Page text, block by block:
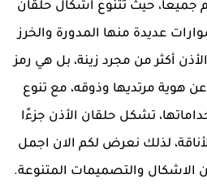
جميعاً، حيث تتنوع اشكال حلقان
عديدة منها المدورة والخرز
أكثر من مجرد زينة، بل هي رمز
هوية مرتديها وذوقه، مع تنوع
تشكل حلقان الأذن جزءًا
لذلك نعرض لكم الان اجمل
الاشكال والتصميمات المتنوعة.